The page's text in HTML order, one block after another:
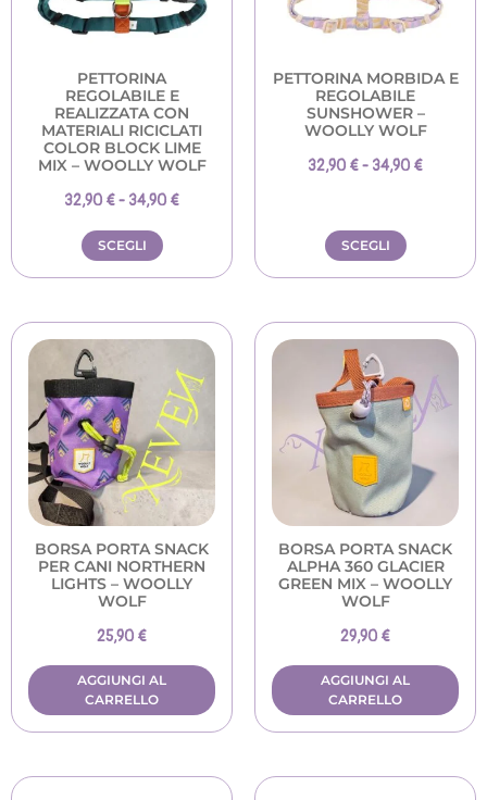
PETTORINA
REGOLABILE E
REALIZZATA CON
MATERIALI RICICLATI
COLOR BLOCK LIME
MIX – WOOLLY WOLF
32,90 €- 34,90 €
SCEGLI
PETTORINA MORBIDA E
REGOLABILE
SUNSHOWER –
WOOLLY WOLF
32,90 €- 34,90 €
SCEGLI
BORSA PORTA SNACK
PER CANI NORTHERN
LIGHTS – WOOLLY
WOLF
25,90 €
AGGIUNGI AL
CARRELLO
BORSA PORTA SNACK
ALPHA 360 GLACIER
GREEN MIX – WOOLLY
WOLF
29,90 €
AGGIUNGI AL
CARRELLO